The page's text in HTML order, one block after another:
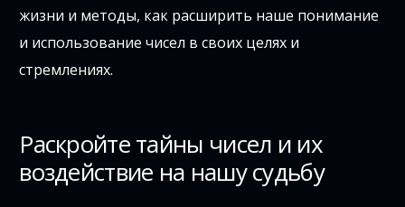
жизни и методы, как расширить наше понимание
и использование чисел в своих целях и
стремлениях.
Раскройте тайны чисел и их
воздействие на нашу судьбу